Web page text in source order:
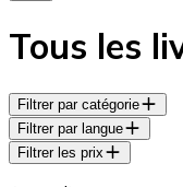
Tous les
Filtrer par catégorie
Filtrer par langue
Filtrer les prix